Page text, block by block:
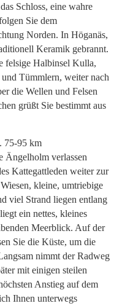
Schloss, eine wahre
Sie dem
Norden. In Höganäs,
Keramik gebrannt.
felsige Halbinsel Kulla,
Tümmlern, weiter nach
die Wellen und Felsen
grüßt Sie bestimmt aus
75-95 km
Ängelholm verlassen
Kattegattleden weiter zur
kleine, umtriebige
viel Strand liegen entlang
ein nettes, kleines
Meerblick. Auf der
Sie die Küste, um die
nimmt der Radweg
mit einigen steilen
Anstieg auf dem
Ihnen unterwegs